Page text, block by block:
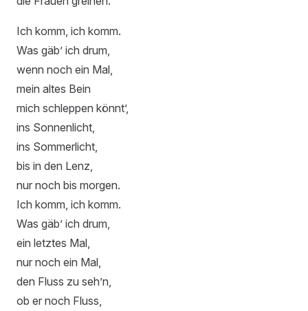
Ich komm, ich komm.
Was gäb’ ich drum,
wenn noch ein Mal,
mein altes Bein
mich schleppen könnt’,
ins Sonnenlicht,
ins Sommerlicht,
bis in den Lenz,
nur noch bis morgen.
Ich komm, ich komm.
Was gäb’ ich drum,
ein letztes Mal,
nur noch ein Mal,
den Fluss zu seh’n,
ob er noch Fluss,